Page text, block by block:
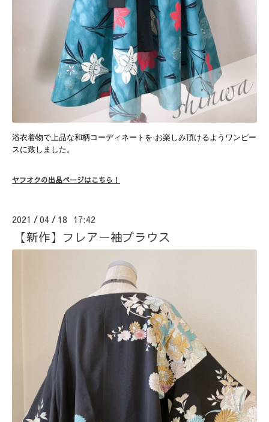
浴衣着物で上品な和柄コーディネートを お楽しみ頂けるようワンピー
スに致しました。
ヤフオクの出品ページはこちら！
2021 /04 / 18 17:42
【新作】フレアー袖ブラウス